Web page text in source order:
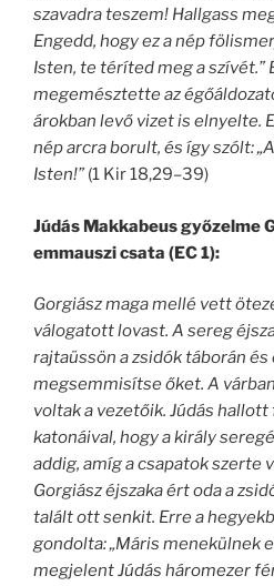
szavadra teszem! Hallgass
Engedd, hogy ez a nép
Isten, te téríted meg a szívét.”
megemésztette az
árokban levő vizet is elnyelte.
nép arcra borult, és így szólt:
Isten!” (1 Kir 18,29–39)
Júdás Makkabeus győzelme
emmauszi csata (EC 1):
Gorgiász maga mellé vett
válogatott lovast. A sereg
rajtaüssön a zsidók táborán
megsemmisítse őket. A
voltak a vezetőik. Júdás
katonáival, hogy a király
addig, amíg a csapatok szerte
Gorgiász éjszaka ért oda a
talált ott senkit. Erre a
gondolta: „Máris menekülnek
megjelent Júdás háromezer